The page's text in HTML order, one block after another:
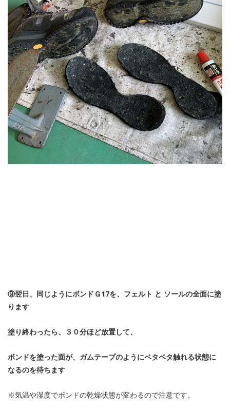
⑨翌日、同じようにボンドＧ17を、フェルト と ソールの全面に塗
ります
塗り終わったら、３０分ほど放置して、
ボンドを塗った面が、ガムテープのようにベタベタ触れる状態に
なるのを待ちます
※気温や湿度でボンドの乾燥状態が変わるので注意です。